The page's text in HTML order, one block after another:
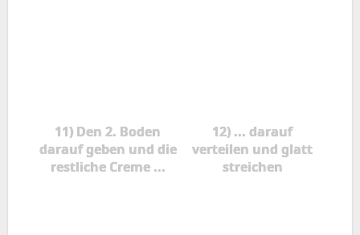
11) Den 2. Boden
darauf geben und die
restliche Creme ...
12) ... darauf
verteilen und glatt
streichen